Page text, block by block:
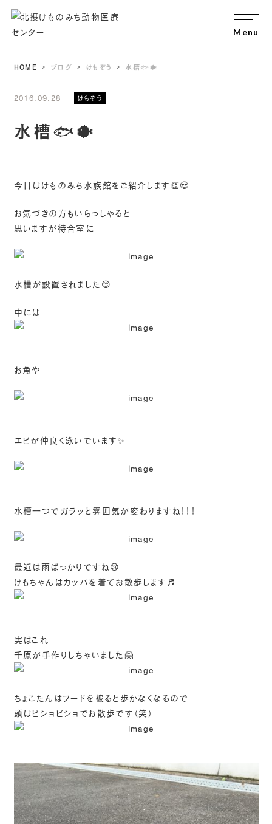
HOME ブログ けもぞう 水槽🐟🐡
2016.09.28 けもぞう
水槽🐟🐡
今日はけものみち水族館をご紹介します👏😍
お気づきの方もいらっしゃると
思いますが待合室に
水槽が設置されました😊
中には
お魚や
エビが仲良く泳いでいます✨
水槽一つでガラッと雰囲気が変わりますね！！！
最近は雨ばっかりですね😢
けもちゃんはカッパを着てお散歩します♬
実はこれ
千原が手作りしちゃいました🤗
ちょこたんはフードを被ると歩かなくなるので
頭はビショビショでお散歩です（笑）
Menu